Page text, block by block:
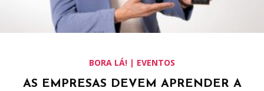
BORA LÁ! | EVENTOS
AS EMPRESAS DEVEM APRENDER A